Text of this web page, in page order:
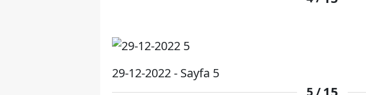
29-12-2022 - Sayfa 5
5 /